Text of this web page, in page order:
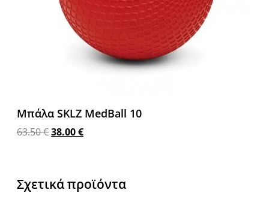
Μπάλα SKLZ MedBall 10
63.50€38.00€
Σχετικά προϊόντα